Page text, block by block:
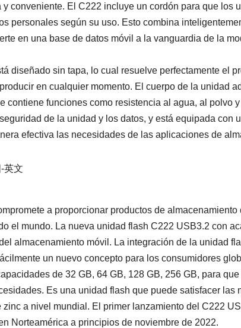
conveniente. El C222 incluye un cordón para que los
personales según su uso. Esto combina
en una base de datos móvil a la vanguardia de la
diseñado sin tapa, lo cual resuelve perfectamente el
en cualquier momento. El cuerpo de la unidad
contiene funciones como resistencia al agua, al polvo
de la unidad y los datos, y está equipada con
efectiva las necesidades de las aplicaciones de
a proporcionar productos de
el mundo. La nueva unidad flash C222 USB3.2 con
almacenamiento móvil. La integración de la unidad
un nuevo concepto para los consumidores
de 32 GB, 64 GB, 128 GB, 256 GB, para
Es una unidad flash que puede satisfacer las
zinc a nivel mundial. El primer lanzamiento del C222
Norteamérica a principios de noviembre de 2022.